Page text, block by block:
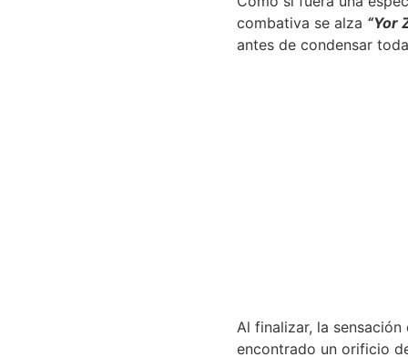
combativa se alza “Yor
antes de condensar
Al finalizar, la
encontrado un orificio